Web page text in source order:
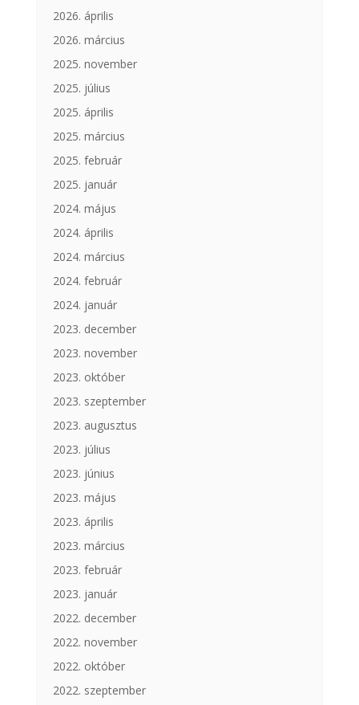
2026. április
2026. március
2025. november
2025. július
2025. április
2025. március
2025. február
2025. január
2024. május
2024. április
2024. március
2024. február
2024. január
2023. december
2023. november
2023. október
2023. szeptember
2023. augusztus
2023. július
2023. június
2023. május
2023. április
2023. március
2023. február
2023. január
2022. december
2022. november
2022. október
2022. szeptember